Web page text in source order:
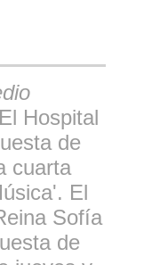
El Hospital
de
cuarta
El
Sofía
de